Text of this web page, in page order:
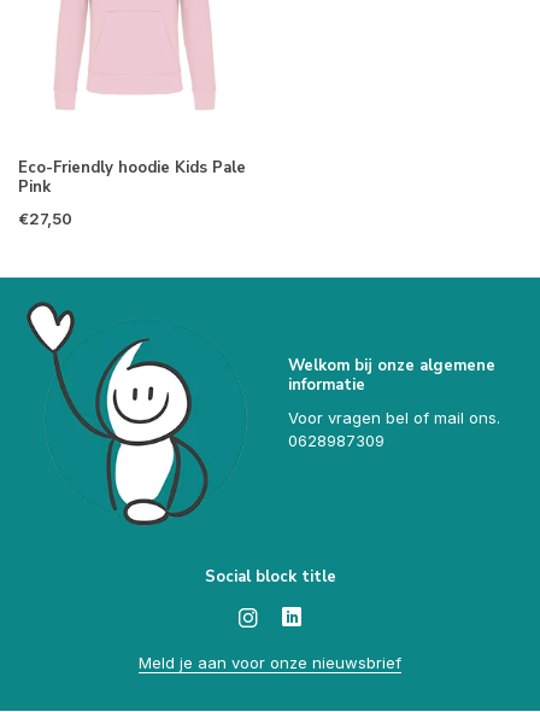
Eco-Friendly hoodie Kids Pale
Pink
€27,50
Welkom bij onze algemene
informatie
Voor vragen bel of mail ons.
0628987309
Social block title
Meld je aan voor onze nieuwsbrief